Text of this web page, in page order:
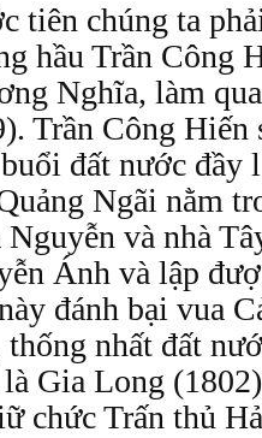
tiên chúng ta
hầu Trần Công
Nghĩa, làm
Trần Công
đất nước đầy
Ngãi nằm
Nguyễn và nhà
Ánh và lập
đánh bại vua
thống nhất đất
Gia Long
chức Trấn thủ